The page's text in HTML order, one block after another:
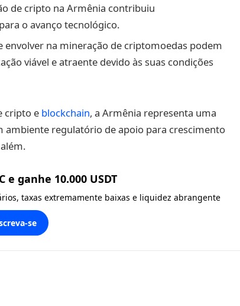
de cripto na Armênia contribuiu
o avanço tecnológico.
envolver na mineração de criptomoedas podem
viável e atraente devido às suas condições
cripto e blockchain, a Armênia representa uma
regulatório de apoio para crescimento
e ganhe 10.000 USDT
taxas extremamente baixas e liquidez abrangente
se